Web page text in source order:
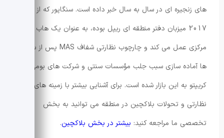
های زنجیره ای در سال به سال خبر داده است. سنگاپور که از سال
2017 میزبان دفتر منطقه ای ریپل بوده، به عنوان یک هاب
مرکزی عمل می کند و چارچوب نظارتی شفاف MAS پس از سال
ها آماده سازی سبب جلب مؤسسات سنتی و شرکت های بومی
کریپتو به این بازار شده است. برای آشنایی بیشتر با زمینه های
نظارتی و تحولات بلاکچین در منطقه می توانید به بخش
تخصصی ما مراجعه کنید: بیشتر در بخش بلاکچین.